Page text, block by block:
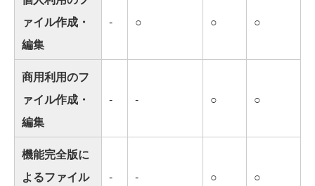
ァイル作成・
編集
- ○ ○ ○
商用利用のフ
ァイル作成・
編集
- - ○ ○
機能完全版に
よるファイル
- - ○ ○